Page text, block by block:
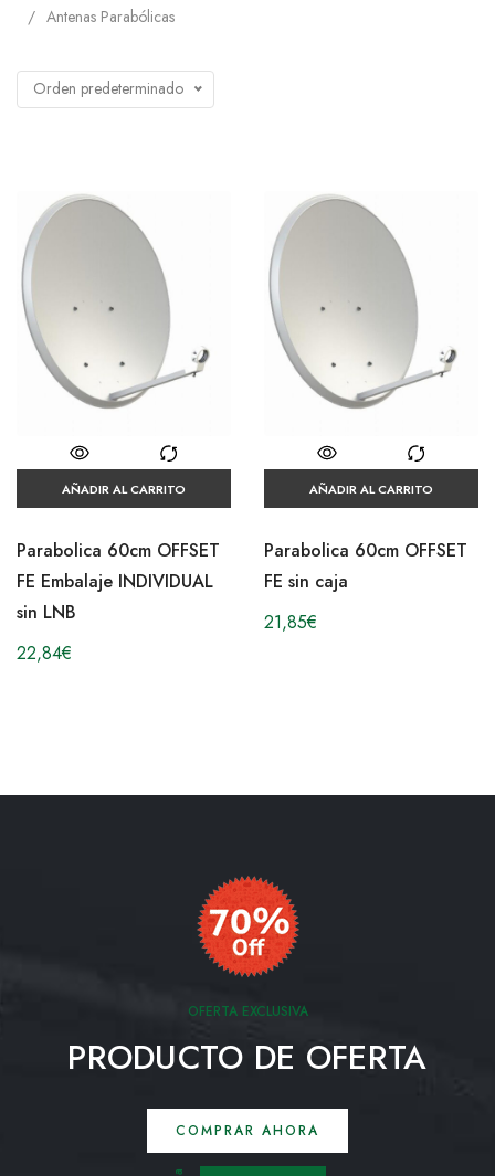
Antenas Parabólicas
Orden predeterminado
AÑADIR AL CARRITO
Parabolica 60cm OFFSET
FE Embalaje INDIVIDUAL
sin LNB
22,84€
AÑADIR AL CARRITO
Parabolica 60cm OFFSET
FE sin caja
21,85€
OFERTA EXCLUSIVA
PRODUCTO DE OFERTA
COMPRAR AHORA